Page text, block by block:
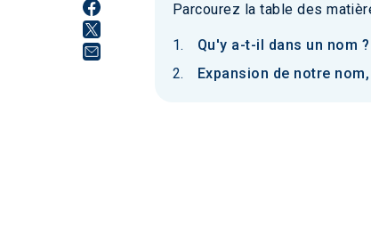
Parcourez la table des
Qu'y a-t-il dans un nom ?
Expansion de notre